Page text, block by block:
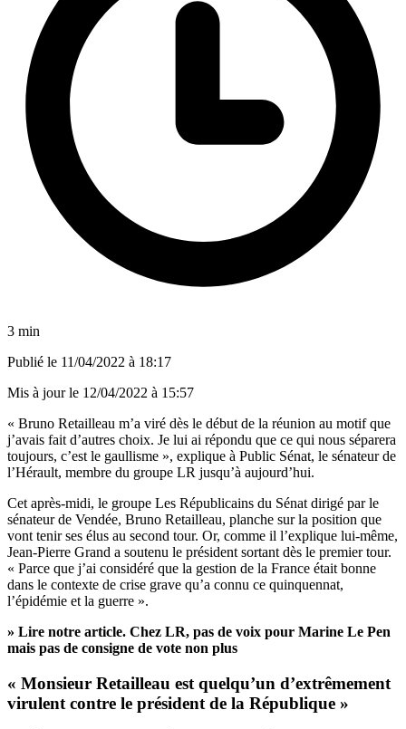
3 min
Publié le 11/04/2022 à 18:17
Mis à jour le 12/04/2022 à 15:57
« Bruno Retailleau m’a viré dès le début de la réunion au motif que
j’avais fait d’autres choix. Je lui ai répondu que ce qui nous séparera
toujours, c’est le gaullisme », explique à Public Sénat, le sénateur de
l’Hérault, membre du groupe LR jusqu’à aujourd’hui.
Cet après-midi, le groupe Les Républicains du Sénat dirigé par le
sénateur de Vendée, Bruno Retailleau, planche sur la position que
vont tenir ses élus au second tour. Or, comme il l’explique lui-même,
Jean-Pierre Grand a soutenu le président sortant dès le premier tour.
« Parce que j’ai considéré que la gestion de la France était bonne
dans le contexte de crise grave qu’a connu ce quinquennat,
l’épidémie et la guerre ».
» Lire notre article. Chez LR, pas de voix pour Marine Le Pen
mais pas de consigne de vote non plus
« Monsieur Retailleau est quelqu’un d’extrêmement
virulent contre le président de la République »